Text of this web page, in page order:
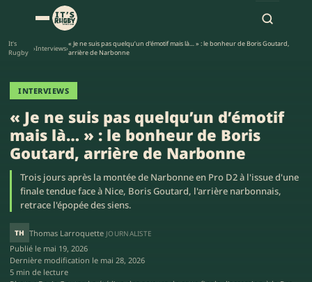
It's
Rugby ›Interviews›« Je ne suis pas quelqu’un d’émotif mais là… » : le bonheur de Boris Goutard,
arrière de Narbonne
INTERVIEWS
« Je ne suis pas quelqu’un d’émotif
mais là… » : le bonheur de Boris
Goutard, arrière de Narbonne
Trois jours après la montée de Narbonne en Pro D2 à l'issue d'une
finale tendue face à Nice, Boris Goutard, l'arrière narbonnais,
retrace l'épopée des siens.
TH Thomas Larroquette JOURNALISTE
Publié le mai 19, 2026
Dernière modification le mai 28, 2026
5 min de lecture